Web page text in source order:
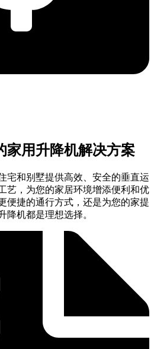
家用升降机解决方案
宅和别墅提供高效、安全的垂直运
艺，为您的家居环境增添便利和优
便捷的通行方式，还是为您的家提
降机都是理想选择。